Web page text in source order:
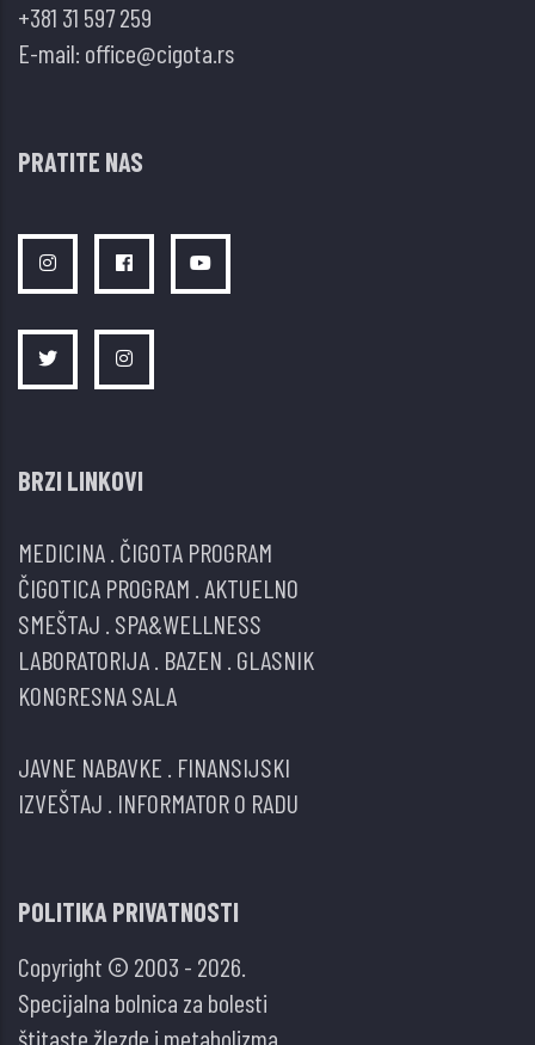
+381 31 597 259
E-mail: office@cigota.rs
PRATITE NAS
BRZI LINKOVI
MEDICINA ČIGOTA PROGRAM
ČIGOTICA PROGRAM AKTUELNO
SMEŠTAJ SPA&WELLNESS
LABORATORIJA BAZEN GLASNIK
KONGRESNA SALA
JAVNE NABAVKE FINANSIJSKI
IZVEŠTAJ INFORMATOR O RADU
POLITIKA PRIVATNOSTI
Copyright © 2003 - 2026.
Specijalna bolnica za bolesti
štitaste žlezde i metabolizma